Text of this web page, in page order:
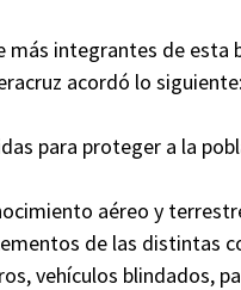
más integrantes de esta
acordó lo siguiente:
para proteger a la
aéreo y
de las distintas
vehículos blindados,